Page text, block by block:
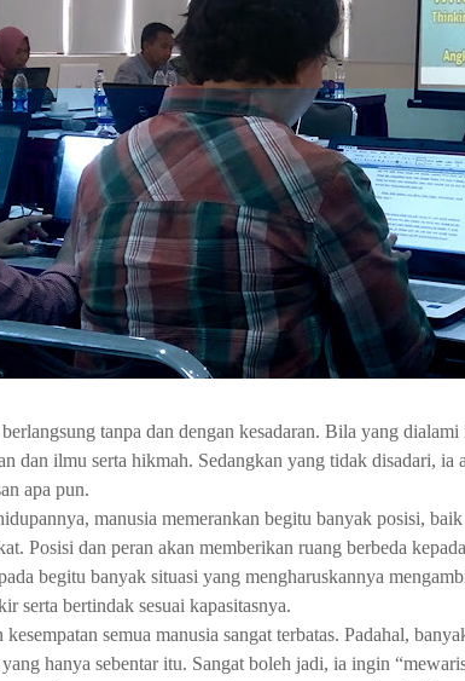
tanpa dan dengan kesadaran. Bila yang
dan ilmu serta hikmah. Sedangkan yang tidak disadari, ia
apa pun.
manusia memerankan begitu banyak posisi,
Posisi dan peran akan memberikan ruang berbeda
begitu banyak situasi yang mengharuskannya
serta bertindak sesuai kapasitasnya.
kesempatan semua manusia sangat terbatas. Padahal,
hanya sebentar itu. Sangat boleh jadi, ia ingin